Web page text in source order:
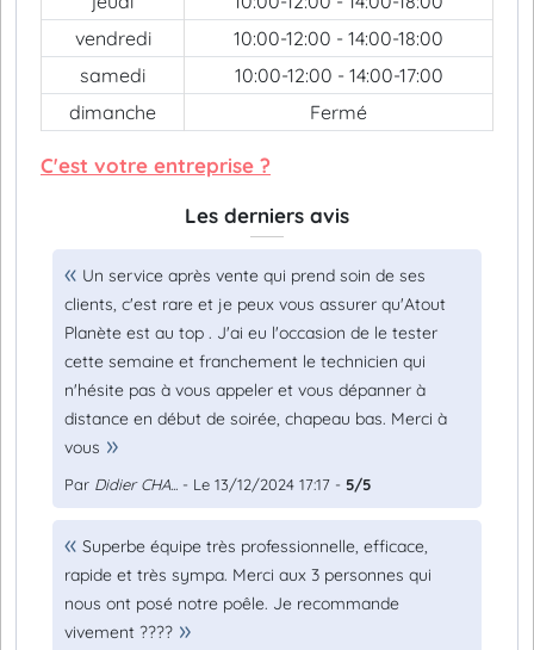
vendredi
10:00-12:00 - 14:00-18:00
samedi
10:00-12:00 - 14:00-17:00
dimanche
Fermé
C'est votre entreprise ?
Les derniers avis
Un service après vente qui prend soin de ses
clients, c'est rare et je peux vous assurer qu'Atout
Planète est au top . J'ai eu l'occasion de le tester
cette semaine et franchement le technicien qui
n'hésite pas à vous appeler et vous dépanner à
distance en début de soirée, chapeau bas. Merci à
vous
Par Didier CHA... - Le 13/12/2024 17:17 - 5/5
Superbe équipe très professionnelle, efficace,
rapide et très sympa. Merci aux 3 personnes qui
nous ont posé notre poêle. Je recommande
vivement ????